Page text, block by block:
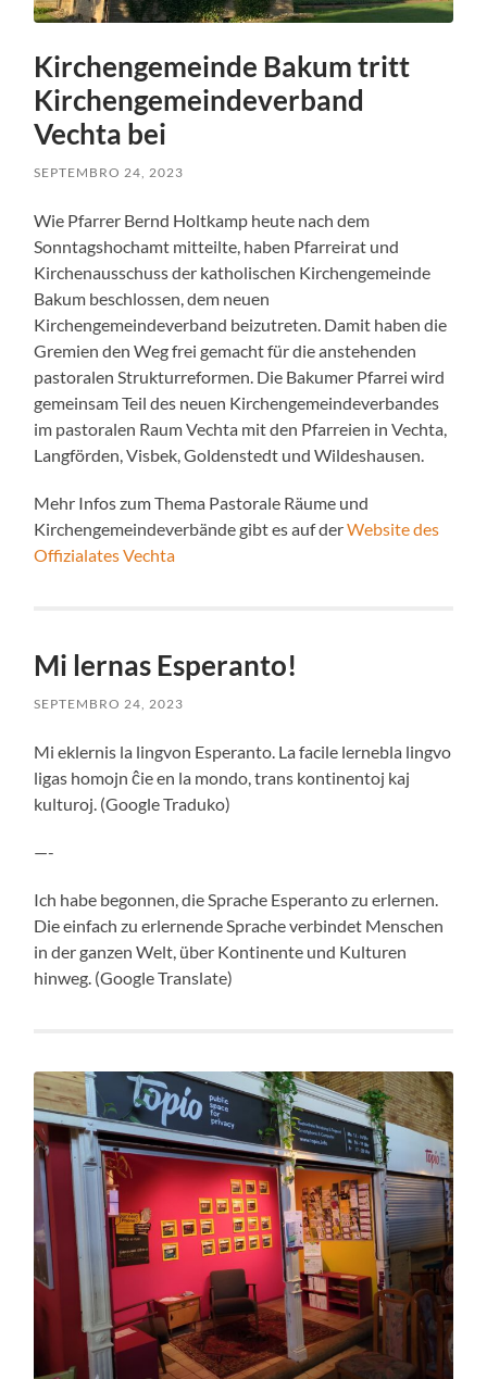
Kirchengemeinde Bakum tritt
Kirchengemeindeverband
Vechta bei
SEPTEMBRO 24, 2023
Wie Pfarrer Bernd Holtkamp heute nach dem
Sonntagshochamt mitteilte, haben Pfarreirat und
Kirchenausschuss der katholischen Kirchengemeinde
Bakum beschlossen, dem neuen
Kirchengemeindeverband beizutreten. Damit haben die
Gremien den Weg frei gemacht für die anstehenden
pastoralen Strukturreformen. Die Bakumer Pfarrei wird
gemeinsam Teil des neuen Kirchengemeindeverbandes
im pastoralen Raum Vechta mit den Pfarreien in Vechta,
Langförden, Visbek, Goldenstedt und Wildeshausen.
Mehr Infos zum Thema Pastorale Räume und
Kirchengemeindeverbände gibt es auf derWebsite des
Offizialates Vechta
Mi lernas Esperanto!
SEPTEMBRO 24, 2023
Mi eklernis la lingvon Esperanto. La facile lernebla lingvo
ligas homojn ĉie en la mondo, trans kontinentoj kaj
kulturoj. (Google Traduko)
—-
Ich habe begonnen, die Sprache Esperanto zu erlernen.
Die einfach zu erlernende Sprache verbindet Menschen
in der ganzen Welt, über Kontinente und Kulturen
hinweg. (Google Translate)